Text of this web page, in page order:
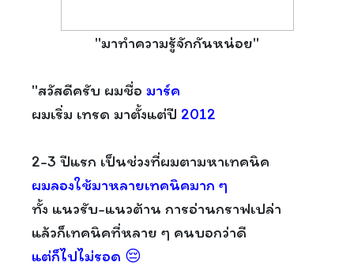
"มาทำความรู้จักกันหน่อย"
"สวัสดีครับ ผมชื่อ มาร์ค
ผมเริ่ม เทรด มาตั้งแต่ปี 2012
2-3 ปีแรก เป็นช่วงที่ผมตามหาเทคนิค
ผมลองใช้มาหลายเทคนิคมาก ๆ
ทั้ง แนวรับ-แนวต้าน การอ่านกราฟเปล่า
แล้วก็เทคนิคที่หลาย ๆ คนบอกว่าดี
แต่ก็ไปไม่รอด 😔